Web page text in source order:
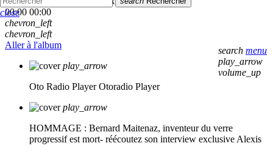
00:00 00:00
chevron_left
chevron_left
Aller à l'album
play_arrow
Oto Radio Player Otoradio Player
play_arrow
HOMMAGE : Bernard Maitenaz, inventeur du verre
progressif est mort- réécoutez son interview exclusive Alexis
search menu
play_arrow
volume_up
close